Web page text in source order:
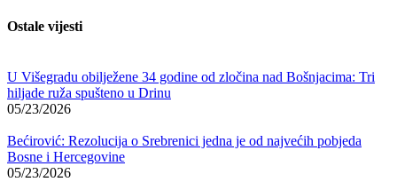
Ostale vijesti
U Višegradu obilježene 34 godine od zločina nad Bošnjacima: Tri
hiljade ruža spušteno u Drinu
05/23/2026
Bećirović: Rezolucija o Srebrenici jedna je od najvećih pobjeda
Bosne i Hercegovine
05/23/2026